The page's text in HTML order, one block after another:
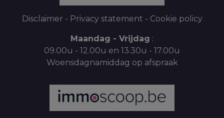
Disclaimer - Privacy statement - Cookie policy
Maandag - Vrijdag :
09.00u - 12.00u en 13.30u - 17.00u
Woensdagnamiddag op afspraak